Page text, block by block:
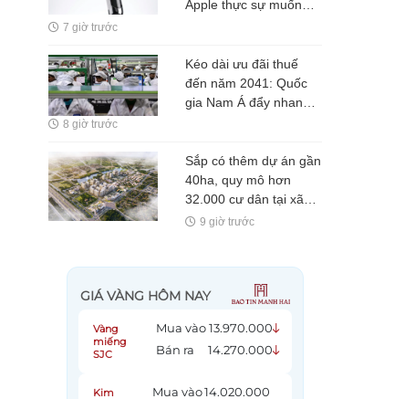
Apple thực sự muốn
7 giờ trước
Kéo dài ưu đãi thuế
đến năm 2041: Quốc
gia Nam Á đẩy nhanh
công xưởng của thế
giới
8 giờ trước
Sắp có thêm dự án gần
40ha, quy mô hơn
32.000 cư dân tại xã
Phúc Thịnh, Hà Nội
9 giờ trước